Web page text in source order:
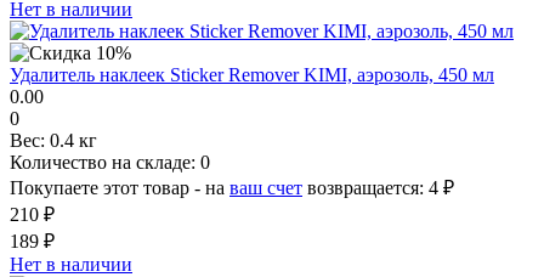
Нет в наличии
Удалитель наклеек Sticker Remover KIMI, аэрозоль, 450 мл
0.00
0
Вес: 0.4 кг
Количество на складе: 0
Покупаете этот товар - на ваш счет возвращается: 4 ₽
210 ₽
189 ₽
Нет в наличии